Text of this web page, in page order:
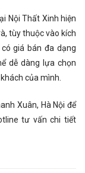
Nội Thất Xinh hiện
tùy thuộc vào kích
giá bán đa dạng
dễ dàng lựa chọn
của mình.
Xuân, Hà Nội để
tư vấn chi tiết